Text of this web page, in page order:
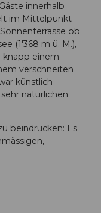
innerhalb
im Mittelpunkt
ob
(1'368 m ü. M.),
knapp einem
verschneiten
künstlich
natürlichen
beindrucken: Es